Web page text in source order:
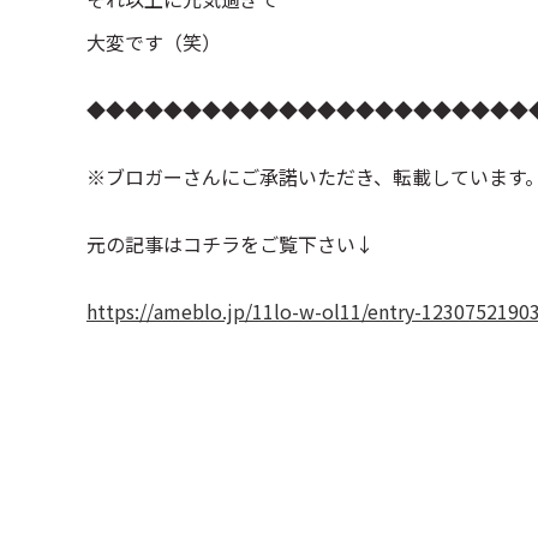
大変です（笑）
※ブロガーさんにご承諾いただき、転載しています。
元の記事はコチラをご覧下さい↓
https://ameblo.jp/11lo-w-ol11/entry-